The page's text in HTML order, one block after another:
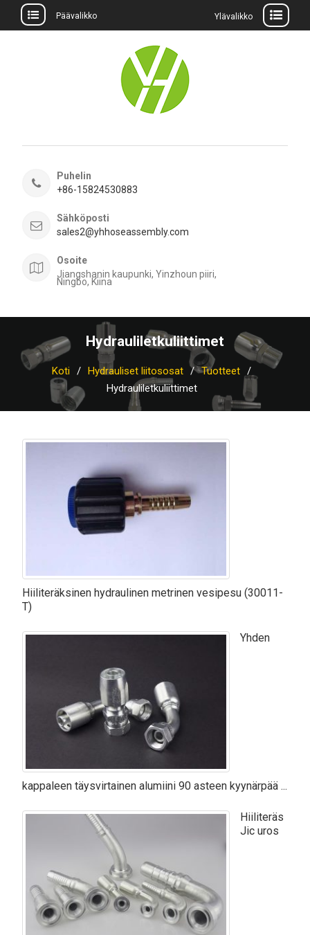
Päävalikko Ylävalikko
Puhelin
+86-15824530883
Sähköposti
sales2@yhhoseassembly.com
Osoite
Jiangshanin kaupunki, Yinzhoun piiri,
Ningbo, Kiina
Hydrauliletkuliittimet
Koti Hydrauliset liitososat
Tuotteet
Hydrauliletkuliittimet
Hiiliteräksinen hydraulinen metrinen vesipesu (30011-
T)
Yhden
kappaleen täysvirtainen alumiini 90 asteen kyynärpää ...
Hiiliteräs
Jic uros